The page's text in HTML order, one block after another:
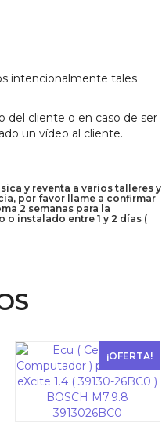
intencionalmente tales
del cliente o en caso de ser
un vídeo al cliente.
y reventa a varios talleres y
por favor llame a confirmar
2 semanas para la
instalado entre 1 y 2 días (
¡OFERTA!